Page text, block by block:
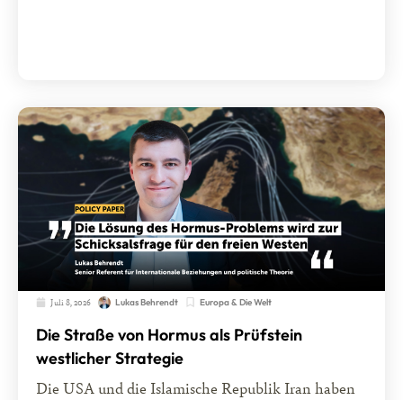
Juli 8, 2026 Lukas Behrendt Europa & Die Welt
Die Straße von Hormus als Prüfstein
westlicher Strategie
Die USA und die Islamische Republik Iran haben